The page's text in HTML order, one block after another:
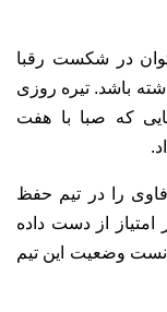
در شکست رقبا
باشد. تیره روزی
که صبا با هفت
را در تیم حفظ
امتیاز از دست داده
وضعیت این تیم